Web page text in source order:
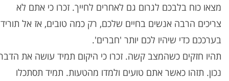
מצאו כוח בלבכם לגרום גם לאחרים לחייך. זכרו כי אתם לא
צריכים הרבה אנשים בחיים שלכם, רק כמה טובים, אז אל
בערככם כדי שיהיו לכם יותר 'חברים'.
תהיו חזקים כשהמצב קשה. זכרו כי היקום תמיד עושה את
נכון. תזהו כאשר אתם טועים ולמדו מהטעות. תמיד תסתכלו